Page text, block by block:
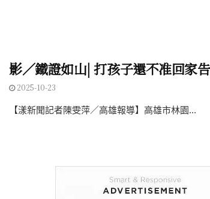
影／鐵證如山| 打孩子還不准回家
2025-10-23
【漾新聞記者陳雯萍／高雄報導】高雄市林園...